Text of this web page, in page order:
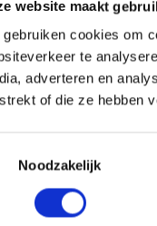
website maakt
gebruiken cookies om
te
adverteren en
of die ze hebben
Noodzakelijk